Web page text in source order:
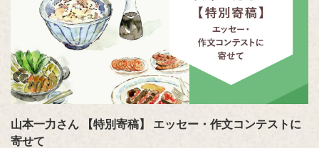
近茶流嗣家（現 宗家）、博士（醸造学）、テレビ番組の料理監修
も多数手掛ける柳原尚之さんが、少しの工夫で料理がとてもおい
しくなる技をご紹介。
⚫︎「作家 山本一力さんが語る『おいしい記憶』」
直木賞作家で、「あなたの『おいしい記憶』をおしえてくださ
い。」エッセーコンテスト審査員の山本一力さんが、受賞作品の
読みどころなどを自ら語ります。
山本一力さん 【特別寄稿】 エッセー・作文コンテストに
寄せて